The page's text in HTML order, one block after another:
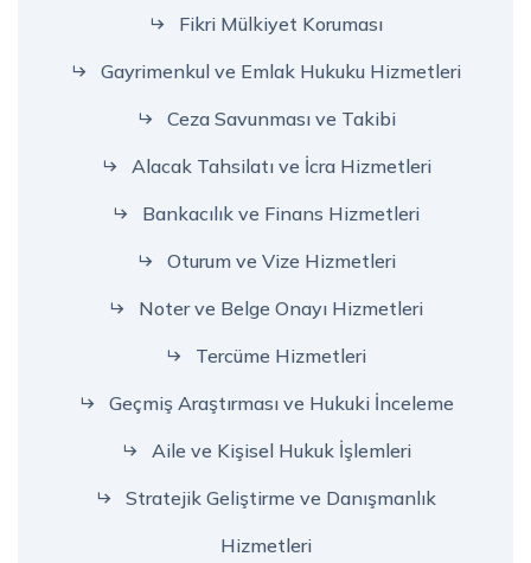
Fikri Mülkiyet Koruması
Gayrimenkul ve Emlak Hukuku Hizmetleri
Ceza Savunması ve Takibi
Alacak Tahsilatı ve İcra Hizmetleri
Bankacılık ve Finans Hizmetleri
Oturum ve Vize Hizmetleri
Noter ve Belge Onayı Hizmetleri
Tercüme Hizmetleri
Geçmiş Araştırması ve Hukuki İnceleme
Aile ve Kişisel Hukuk İşlemleri
Stratejik Geliştirme ve Danışmanlık
Hizmetleri